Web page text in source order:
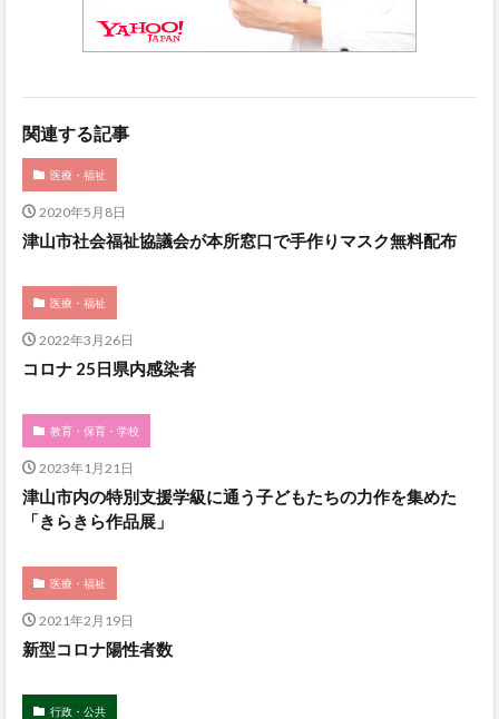
関連する記事
医療・福祉
2020年5月8日
津山市社会福祉協議会が本所窓口で手作りマスク無料配布
医療・福祉
2022年3月26日
コロナ 25日県内感染者
教育・保育・学校
2023年1月21日
津山市内の特別支援学級に通う子どもたちの力作を集めた
「きらきら作品展」
医療・福祉
2021年2月19日
新型コロナ陽性者数
行政・公共